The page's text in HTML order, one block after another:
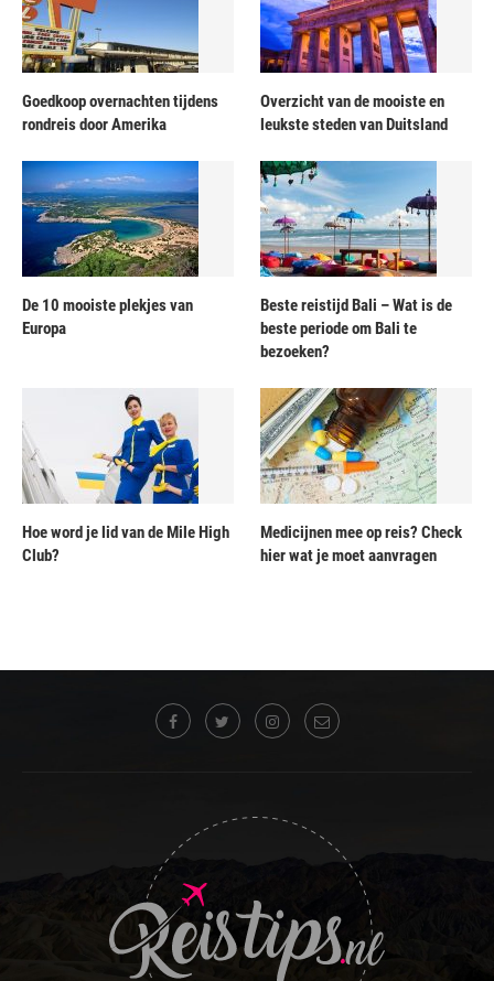
Goedkoop overnachten tijdens
rondreis door Amerika
Overzicht van de mooiste en
leukste steden van Duitsland
De 10 mooiste plekjes van
Europa
Beste reistijd Bali – Wat is de
beste periode om Bali te
bezoeken?
Hoe word je lid van de Mile High
Club?
Medicijnen mee op reis? Check
hier wat je moet aanvragen